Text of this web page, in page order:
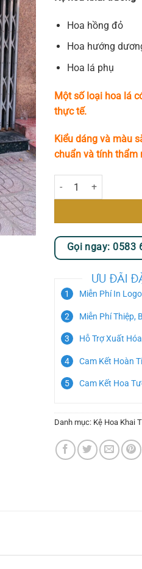
Hoa hồng đỏ
Hoa hướng
Hoa lá phụ
Một số loại hoa lá
thực tế.
Kiểu dáng và màu
chuẩn và tính thẩm
Kệ Hoa Khai Trương -
Gọi ngay: 0583
ƯU ĐÃI
Miễn Phí In
Miễn Phí Thiệp,
Hỗ Trợ Xuất
Cam Kết Hoàn
Cam Kết Hoa
Danh mục: Kệ Hoa Khai